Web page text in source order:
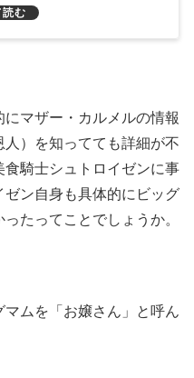
マザー・カルメルの情報
人）を知ってても詳細が不
騎士シュトロイゼンに事
ン自身も具体的にビッグ
たってことでしょうか。
ムを「お嬢さん」と呼ん